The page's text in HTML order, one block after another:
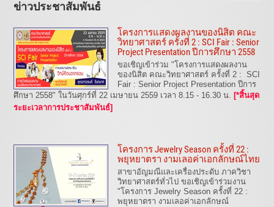
ข่าวประชาสัมพันธ์
โครงการแสดงผลงานของนิสิต คณะ
วิทยาศาสตร์ ครั้งที่ 2 : SCI Fair : Senior
Project Presentation ปีการศึกษา 2558
ขอเชิญเข้าร่วม "โครงการแสดงผลงาน
ของนิสิต คณะวิทยาศาสตร์ ครั้งที่ 2 : SCI
Fair : Senior Project Presentation ปีการ
ศึกษา 2558" ในวันศุกร์ที่ 22 เมษายน 2559 เวลา 8.15 - 16.30 น. [*สิ้นสุด
ระยะเวลาการประชาสัมพันธ์]
โครงการ Jewelry Season ครั้งที่ 22 :
พยุหยาตรา งามเลอค่าเอกลักษณ์ไทย
สาขาอัญมณีและเครื่องประดับ ภาควิชา
วิทยาศาสตร์ทั่วไป ขอเชิญเข้าร่วมงาน
"โครงการ Jewelry Season ครั้งที่ 22 :
พยุหยาตรา งามเลอค่าเอกลักษณ์